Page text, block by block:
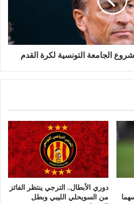
الجامعة التونسية لكرة القدم
دوري الأبطال.. الترجي ينتظر الفائز
من السويحلي الليبي وبطل